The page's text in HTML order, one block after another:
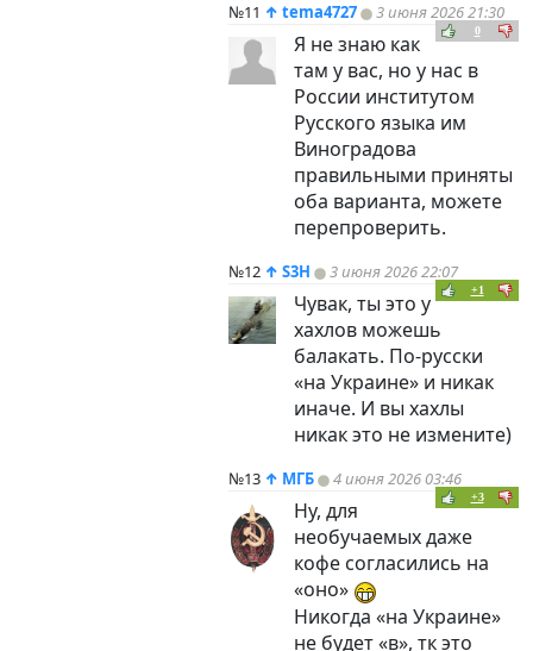
№11 ↑ tema4727 3 июня 2026 21:30
0
Я не знаю как
там у вас, но у нас в
России институтом
Русского языка им
Виноградова
правильными приняты
оба варианта, можете
перепроверить.
№12 ↑ S3H 3 июня 2026 22:07
+1
Чувак, ты это у
хахлов можешь
балакать. По-русски
«на Украине» и никак
иначе. И вы хахлы
никак это не измените)
№13 ↑ МГБ 4 июня 2026 03:46
+3
Ну, для
необучаемых даже
кофе согласились на
«оно»
Никогда «на Украине»
не будет «в», тк это